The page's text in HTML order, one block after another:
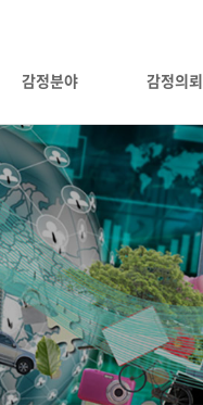
감정분야 감정의뢰